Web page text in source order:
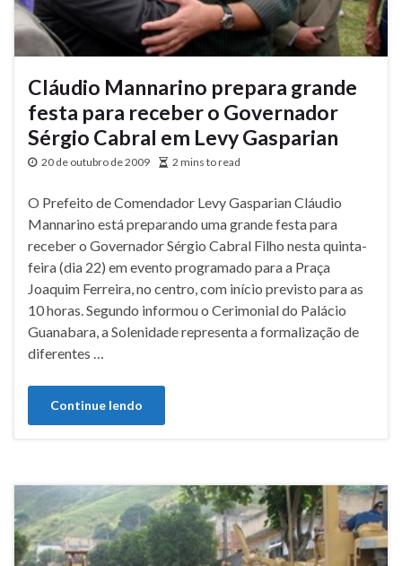
Cláudio Mannarino prepara grande
festa para receber o Governador
Sérgio Cabral em Levy Gasparian
20 de outubro de 2009 2 mins to read
O Prefeito de Comendador Levy Gasparian Cláudio
Mannarino está preparando uma grande festa para
receber o Governador Sérgio Cabral Filho nesta quinta-
feira (dia 22) em evento programado para a Praça
Joaquim Ferreira, no centro, com início previsto para as
10 horas. Segundo informou o Cerimonial do Palácio
Guanabara, a Solenidade representa a formalização de
diferentes …
Continue lendo